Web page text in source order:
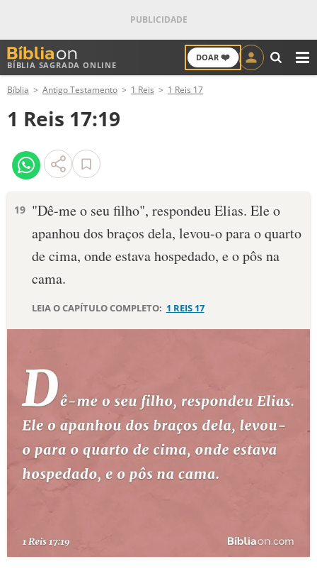
BÍBLIA SAGRADA ONLINE
DOAR ❤️
ANTIGO TESTAMENTO
NOVO TESTAMENTO
VERSÍCULOS
PALAVRA DO DIA
DEVOCIONAL DIÁRIO
ESTUDOS BÍBLICOS
ESBOÇOS DE PREGAÇÃO
TEMAS
PERGUNTE À BÍBLIA
QUEM SOMOS
Bíblia Antigo Testamento 1 Reis 1 Reis 17
1 Reis 17:19
19 "Dê-me o seu filho", respondeu Elias. Ele o
apanhou dos braços dela, levou-o para o quarto
de cima, onde estava hospedado, e o pôs na
cama.
LEIA O CAPÍTULO COMPLETO: 1 REIS 17